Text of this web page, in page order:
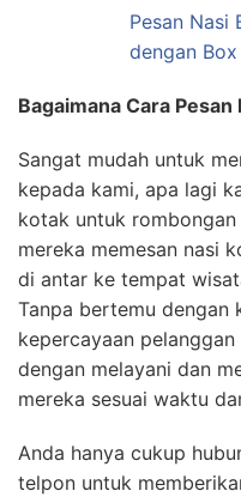
Bagaimana Cara
Sangat mudah untuk
kepada kami, apa lagi
kotak untuk
mereka memesan nasi
di antar ke tempat
Tanpa bertemu dengan
kepercayaan
dengan melayani dan
mereka sesuai waktu
Anda hanya cukup
telpon untuk